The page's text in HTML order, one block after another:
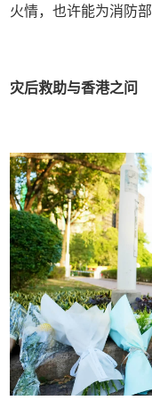
火情，也许能为消防
灾后救助与香港之问